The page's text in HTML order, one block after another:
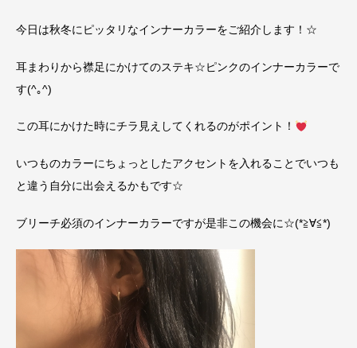
今日は秋冬にピッタリなインナーカラーをご紹介します！☆
耳まわりから襟足にかけてのステキ☆ピンクのインナーカラーで
す(^｡^)
この耳にかけた時にチラ見えしてくれるのがポイント！
いつものカラーにちょっとしたアクセントを入れることでいつも
と違う自分に出会えるかもです☆
ブリーチ必須のインナーカラーですが是非この機会に☆(*≧∀≦*)